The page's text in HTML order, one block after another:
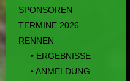
SPONSOREN
TERMINE 2026
RENNEN
• ERGEBNISSE
• ANMELDUNG